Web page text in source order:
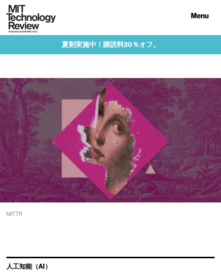
Menu
夏割実施中！購読料20％オフ。
MITTR
人工知能（AI）